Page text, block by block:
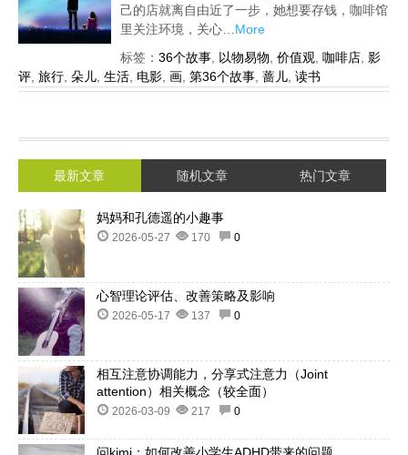
己的店就离自由近了一步，她想要存钱，咖啡馆
里关注环境，关心… More
标签： 36个故事 以物易物 价值观 咖啡店 影
评 旅行 朵儿 生活 电影 画 第36个故事 蔷儿 读书
最新文章 随机文章 热门文章
妈妈和孔德遥的小趣事
2026-05-27 170 0
心智理论评估、改善策略及影响
2026-05-17 137 0
相互注意协调能力，分享式注意力（Joint
attention）相关概念（较全面）
2026-03-09 217 0